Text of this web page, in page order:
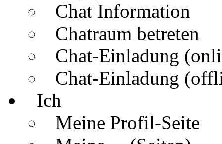
Chat Information
Chatraum betreten
Chat-Einladung
Chat-Einladung
Ich
Meine Profil-Seite